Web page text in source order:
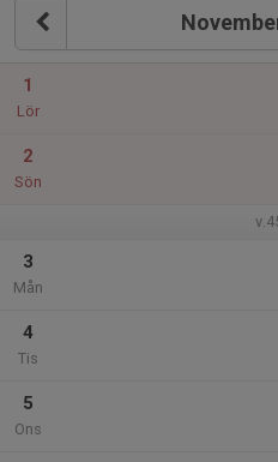
1
Lör
2
Sön
3
Mån
4
Tis
5
Ons